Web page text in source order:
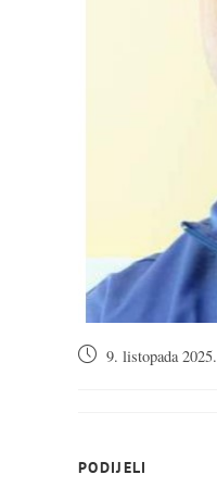
Objava9. listopada 2025.
PODIJELI